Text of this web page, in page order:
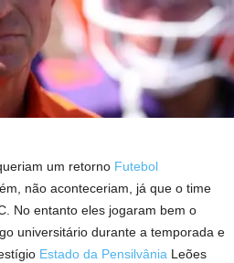
um retorno Futebol
não aconteceriam, já que o time
No entanto eles jogaram bem o
universitário durante a temporada e
Estado da Pensilvânia Leões